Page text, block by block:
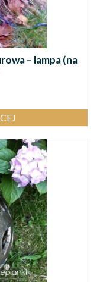
– lampa (na